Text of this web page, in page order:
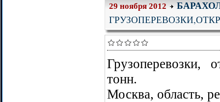
29 ноября 2012
Грузоперевозки,
тонн.
Москва, область,